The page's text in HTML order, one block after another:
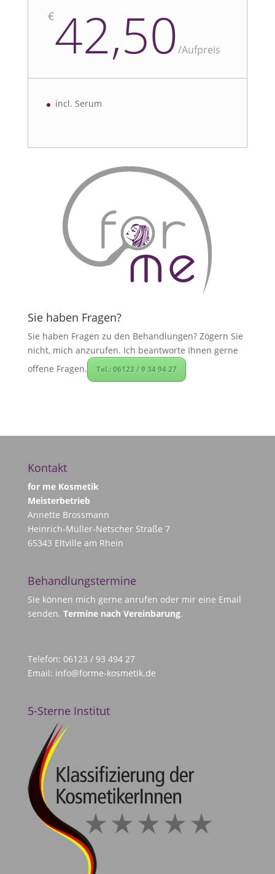
€42,50/Aufpreis
incl. Serum
Sie haben Fragen?
Sie haben Fragen zu den Behandlungen? Zögern Sie
nicht, mich anzurufen. Ich beantworte Ihnen gerne
offene Fragen.
Tel.: 06123 / 9 34 94 27
Kontakt
for me Kosmetik
Meisterbetrieb
Annette Brossmann
Heinrich-Müller-Netscher Straße 7
65343 Eltville am Rhein
Behandlungstermine
Sie können mich gerne anrufen oder mir eine Email
senden. Termine nach Vereinbarung.
Telefon: 06123 / 93 494 27
Email: info@forme-kosmetik.de
5-Sterne Institut